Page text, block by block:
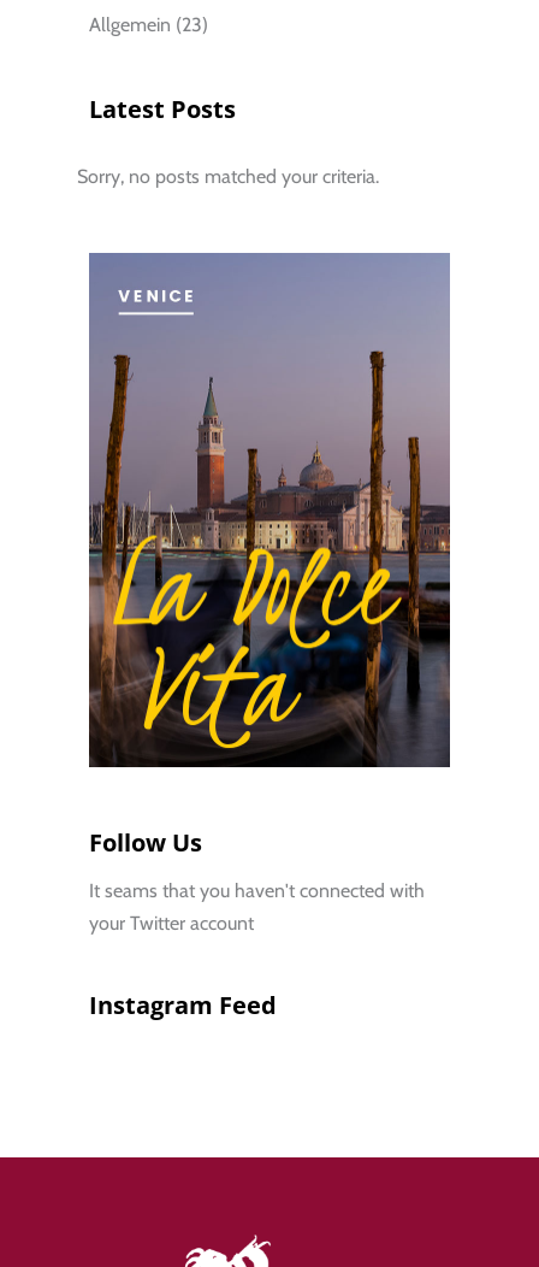
Allgemein (23)
Latest Posts
Sorry, no posts matched your criteria.
Follow Us
It seams that you haven't connected with
your Twitter account
Instagram Feed